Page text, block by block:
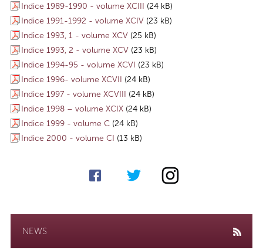
Indice 1989-1990 - volume XCIII (24 kB)
Indice 1991-1992 - volume XCIV (23 kB)
Indice 1993, 1 - volume XCV (25 kB)
Indice 1993, 2 - volume XCV (23 kB)
Indice 1994-95 - volume XCVI (23 kB)
Indice 1996- volume XCVII (24 kB)
Indice 1997 - volume XCVIII (24 kB)
Indice 1998 – volume XCIX (24 kB)
Indice 1999 - volume C (24 kB)
Indice 2000 - volume CI (13 kB)
NEWS